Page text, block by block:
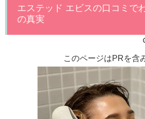
エステッド エビスの口コミで
の真実
このページはPRを含